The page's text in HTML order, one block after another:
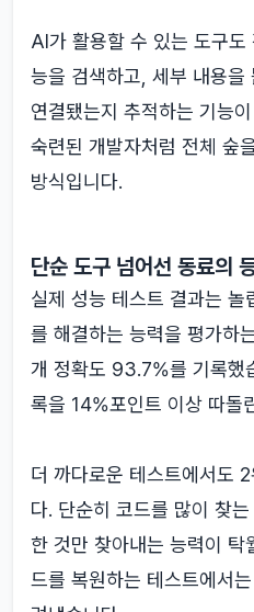
AI가 활용할 수 있는 도구도
능을 검색하고, 세부 내용을
연결됐는지 추적하는 기능
숙련된 개발자처럼 전체 숲
방식입니다.
단순 도구 넘어선 동료의
실제 성능 테스트 결과는 놀
를 해결하는 능력을 평가하
개 정확도 93.7%를 기록했
록을 14%포인트 이상 따돌
더 까다로운 테스트에서도
다. 단순히 코드를 많이 찾
한 것만 찾아내는 능력이 탁
드를 복원하는 테스트에서